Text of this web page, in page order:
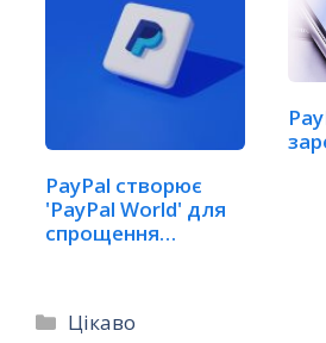
PayPal створює
'PayPal World' для
спрощення…
Категорії
Цікаво